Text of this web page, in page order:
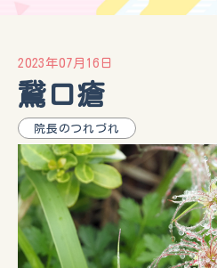
2023年07月16日
鵞口瘡
院長のつれづれ